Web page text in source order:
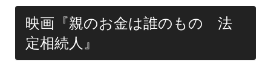
映画『親のお金は誰のもの 法
定相続人』